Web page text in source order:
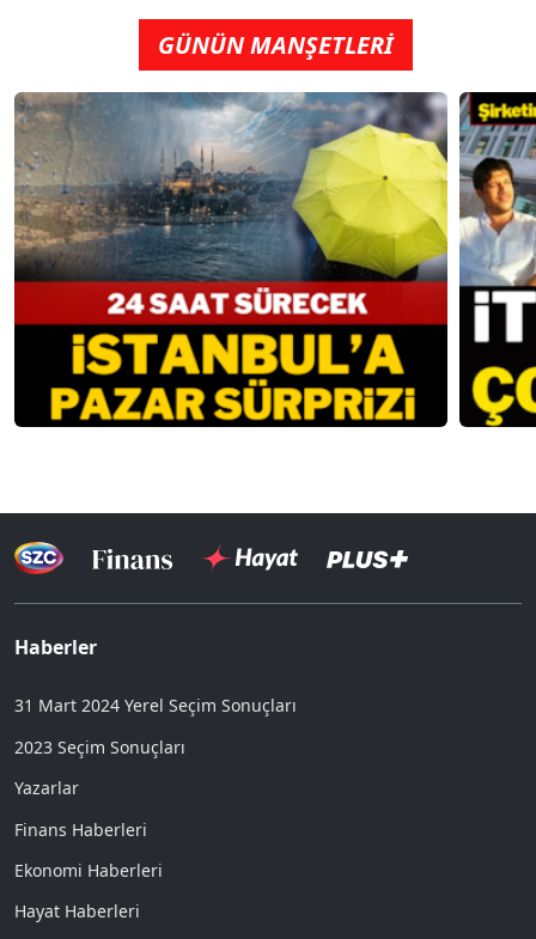
GÜNÜN MANŞETLERİ
Haberler
31 Mart 2024 Yerel Seçim Sonuçları
2023 Seçim Sonuçları
Yazarlar
Finans Haberleri
Ekonomi Haberleri
Hayat Haberleri